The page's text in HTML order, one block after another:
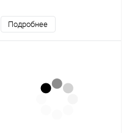
Подробнее